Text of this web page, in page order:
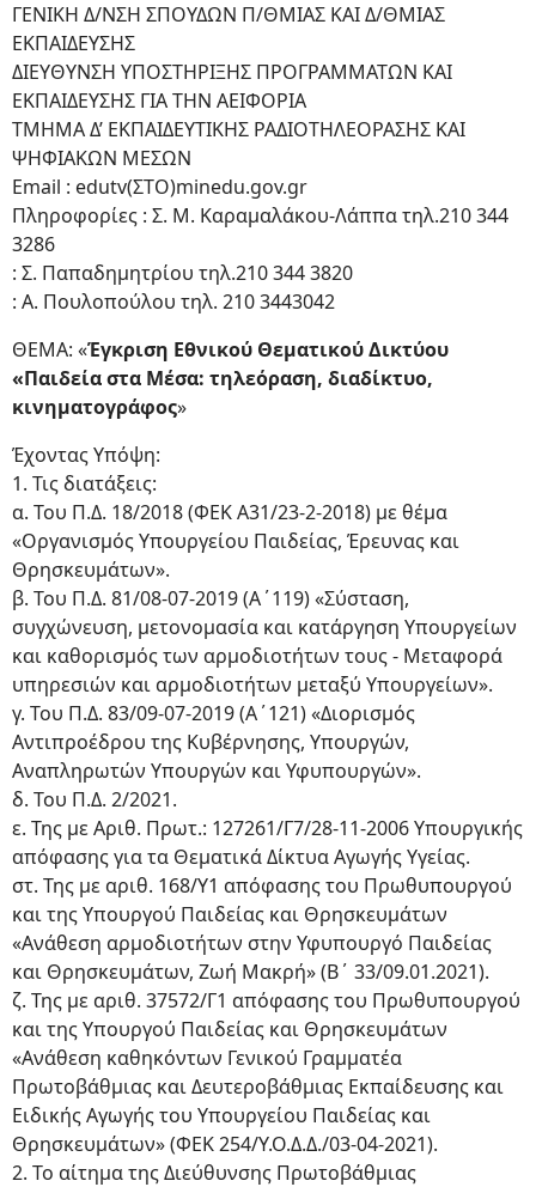
ΓΕΝΙΚΗ Δ/ΝΣΗ ΣΠΟΥΔΩΝ Π/ΘΜΙΑΣ ΚΑΙ Δ/ΘΜΙΑΣ
ΕΚΠΑΙΔΕΥΣΗΣ
ΔΙΕΥΘΥΝΣΗ ΥΠΟΣΤΗΡΙΞΗΣ ΠΡΟΓΡΑΜΜΑΤΩΝ ΚΑΙ
ΕΚΠΑΙΔΕΥΣΗΣ ΓΙΑ ΤΗΝ ΑΕΙΦΟΡΙΑ
ΤΜΗΜΑ Δ’ ΕΚΠΑΙΔΕΥΤΙΚΗΣ ΡΑΔΙΟΤΗΛΕΟΡΑΣΗΣ ΚΑΙ
ΨΗΦΙΑΚΩΝ ΜΕΣΩΝ
Email : edutv(ΣΤΟ)minedu.gov.gr
Πληροφορίες : Σ. Μ. Καραμαλάκου-Λάππα τηλ.210 344
3286
: Σ. Παπαδημητρίου τηλ.210 344 3820
: Α. Πουλοπούλου τηλ. 210 3443042
ΘΕΜΑ: «Έγκριση Εθνικού Θεματικού Δικτύου
«Παιδεία στα Μέσα: τηλεόραση, διαδίκτυο,
κινηματογράφος»
Έχοντας Υπόψη:
1. Τις διατάξεις:
α. Του Π.Δ. 18/2018 (ΦΕΚ Α31/23-2-2018) με θέμα
«Οργανισμός Υπουργείου Παιδείας, Έρευνας και
Θρησκευμάτων».
β. Του Π.Δ. 81/08-07-2019 (Α΄119) «Σύσταση,
συγχώνευση, μετονομασία και κατάργηση Υπουργείων
και καθορισμός των αρμοδιοτήτων τους - Μεταφορά
υπηρεσιών και αρμοδιοτήτων μεταξύ Υπουργείων».
γ. Του Π.Δ. 83/09-07-2019 (Α΄121) «Διορισμός
Αντιπροέδρου της Κυβέρνησης, Υπουργών,
Αναπληρωτών Υπουργών και Υφυπουργών».
δ. Του Π.Δ. 2/2021.
ε. Της με Αριθ. Πρωτ.: 127261/Γ7/28-11-2006 Υπουργικής
απόφασης για τα Θεματικά Δίκτυα Αγωγής Υγείας.
στ. Της με αριθ. 168/Υ1 απόφασης του Πρωθυπουργού
και της Υπουργού Παιδείας και Θρησκευμάτων
«Ανάθεση αρμοδιοτήτων στην Υφυπουργό Παιδείας
και Θρησκευμάτων, Ζωή Μακρή» (Β΄ 33/09.01.2021).
ζ. Της με αριθ. 37572/Γ1 απόφασης του Πρωθυπουργού
και της Υπουργού Παιδείας και Θρησκευμάτων
«Ανάθεση καθηκόντων Γενικού Γραμματέα
Πρωτοβάθμιας και Δευτεροβάθμιας Εκπαίδευσης και
Ειδικής Αγωγής του Υπουργείου Παιδείας και
Θρησκευμάτων» (ΦΕΚ 254/Υ.Ο.Δ.Δ./03-04-2021).
2. Το αίτημα της Διεύθυνσης Πρωτοβάθμιας